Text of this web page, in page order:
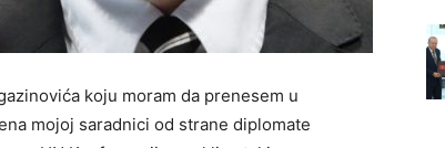
koju moram da prenesem u
mojoj saradnici od strane diplomate